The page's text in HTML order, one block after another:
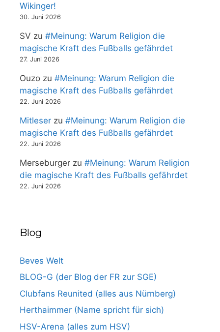
Wikinger!
30. Juni 2026
SV zu #Meinung: Warum Religion die
magische Kraft des Fußballs gefährdet
27. Juni 2026
Ouzo zu #Meinung: Warum Religion die
magische Kraft des Fußballs gefährdet
22. Juni 2026
Mitleser zu #Meinung: Warum Religion die
magische Kraft des Fußballs gefährdet
22. Juni 2026
Merseburger zu #Meinung: Warum Religion
die magische Kraft des Fußballs gefährdet
22. Juni 2026
Blog
Beves Welt
BLOG-G (der Blog der FR zur SGE)
Clubfans Reunited (alles aus Nürnberg)
Herthaimmer (Name spricht für sich)
HSV-Arena (alles zum HSV)